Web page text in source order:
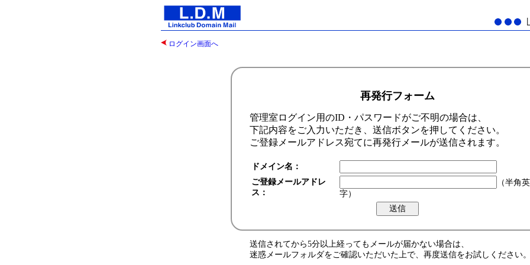
ログイン画面へ
再発行フォーム
管理室ログイン用のID・パスワードがご不明の場合は、
下記内容をご入力いただき、送信ボタンを押してください。
ご登録メールアドレス宛てに再発行メールが送信されます。
ドメイン名：
ご登録メールアドレ
ス：
（半角
字）
送信されてから5分以上経ってもメールが届かない場合は、
迷惑メールフォルダをご確認いただいた上で、再度送信をお試しください